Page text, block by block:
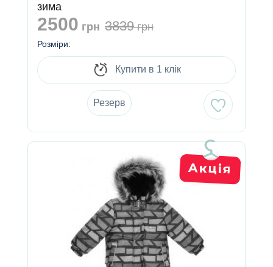
зима
2500 грн 3839грн
Розміри:
Купити в 1 клік
Резерв